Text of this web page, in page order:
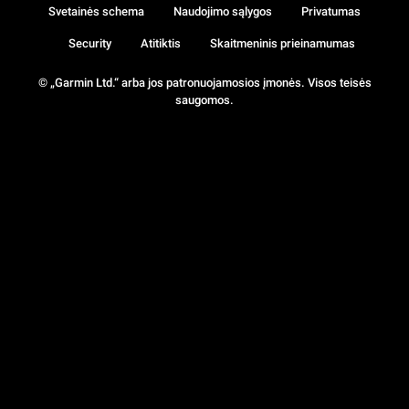
© „Garmin Ltd.“ arba jos patronuojamosios įmonės. Visos teisės
saugomos.
Svetainės schema Naudojimo sąlygos Privatumas
Security Atitiktis Skaitmeninis prieinamumas